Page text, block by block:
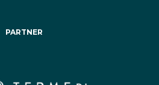
PARTNER